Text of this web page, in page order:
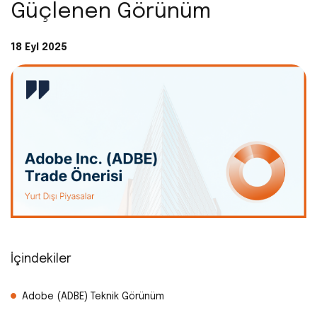
Güçlenen Görünüm
18 Eyl 2025
İçindekiler
Adobe (ADBE) Teknik Görünüm